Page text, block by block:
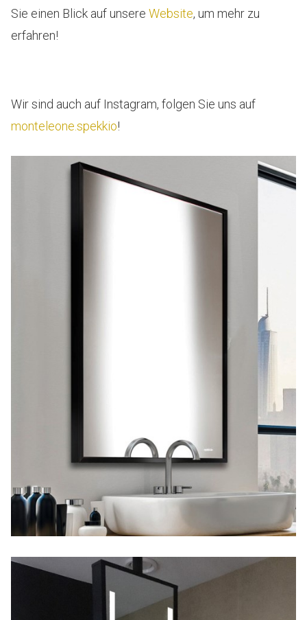
Sie einen Blick auf unsere Website, um mehr zu
erfahren!
Wir sind auch auf Instagram, folgen Sie uns auf
monteleone.spekkio!